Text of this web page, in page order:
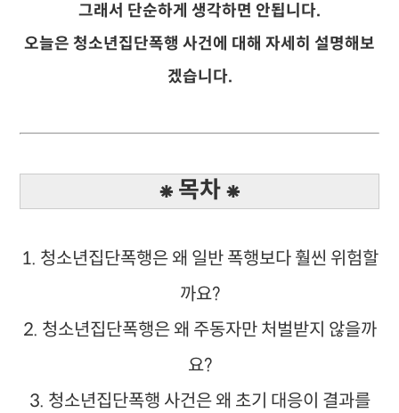
그래서 단순하게 생각하면 안됩니다.
오늘은 청소년집단폭행 사건에 대해 자세히 설명해보
겠습니다.
⁕ 목차 ⁕
1. 청소년집단폭행은 왜 일반 폭행보다 훨씬 위험할
까요?
2. 청소년집단폭행은 왜 주동자만 처벌받지 않을까
요?
3. 청소년집단폭행 사건은 왜 초기 대응이 결과를